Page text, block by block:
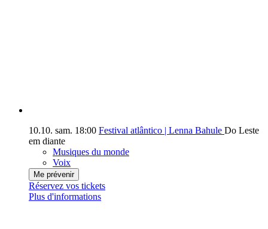
10.10. sam. 18:00 Festival atlântico | Lenna Bahule Do Leste
em diante
Musiques du monde
Voix
Me prévenir
Réservez vos tickets
Plus d'informations